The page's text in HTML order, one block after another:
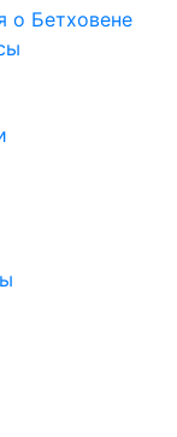
о Бетховене